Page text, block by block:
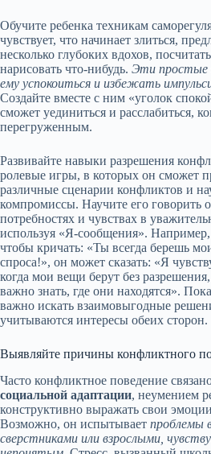
Обучите ребенка техникам
чувствует, что начинает злиться,
несколько глубоких вдохов,
нарисовать что-нибудь. Эти простые
ему успокоиться и избежать
Создайте вместе с ним «уголок
сможет уединиться и расслабиться,
перегруженным.
Развивайте навыки разрешения
ролевые игры, в которых он сможет
различные сценарии конфликтов и
компромиссы. Научите его говорить
потребностях и чувствах в
используя «Я-сообщения». Например,
чтобы кричать: «Ты всегда берешь
спроса!», он может сказать: «Я
когда мои вещи берут без
важно знать, где они находятся».
важно искать взаимовыгодные
учитываются интересы обеих сторон.
Выявляйте причины конфликтного
Часто конфликтное поведение
социальной адаптации, неумением
конструктивно выражать свои
Возможно, он испытывает проблемы
сверстниками или взрослыми,